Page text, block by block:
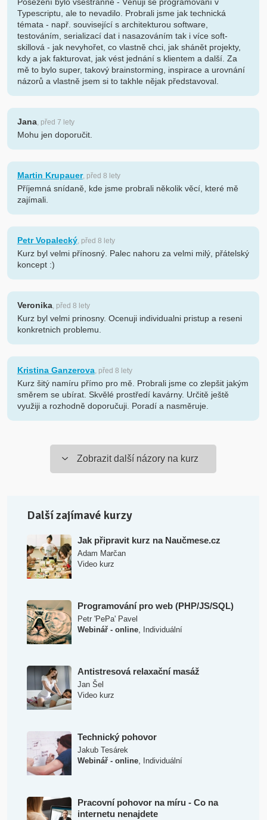
Typescriptu, ale to nevadilo. Probrali jsme jak technická
témata - např. související s architekturou software,
testováním, serializací dat i nasazováním tak i více soft-
skillová - jak nevyhořet, co vlastně chci, jak shánět projekty,
kdy a jak fakturovat, jak vést jednání s klientem a další. Za
mě to bylo super, takový brainstorming, inspirace a urovnání
názorů a vlastně jsem si to takhle nějak představoval.
Jana, před 7 lety
Mohu jen doporučit.
Martin Krupauer, před 8 lety
Příjemná snídaně, kde jsme probrali několik věcí, které mě
zajímali.
Petr Vopalecký, před 8 lety
Kurz byl velmi přínosný. Palec nahoru za velmi milý, přátelský
koncept :)
Veronika, před 8 lety
Kurz byl velmi prinosny. Ocenuji individualni pristup a reseni
konkretnich problemu.
Kristina Ganzerova, před 8 lety
Kurz šitý namíru přímo pro mě. Probrali jsme co zlepšit jakým
směrem se ubírat. Skvělé prostředí kavárny. Určitě ještě
využiji a rozhodně doporučuji. Poradí a nasměruje.
Zobrazit další názory na kurz
Další zajímavé kurzy
Jak připravit kurz na Naučmese.cz
Adam Marčan
Video kurz
Programování pro web (PHP/JS/SQL)
Petr 'PePa' Pavel
Webinář - online, Individuální
Antistresová relaxační masáž
Jan Šel
Video kurz
Technický pohovor
Jakub Tesárek
Webinář - online, Individuální
Pracovní pohovor na míru - Co na
internetu nenajdete